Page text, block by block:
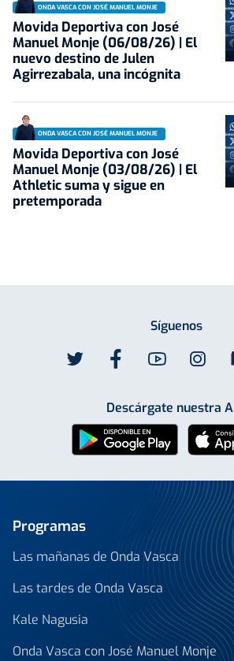
ONDA VASCA CON JOSÉ MANUEL MONJE
Movida Deportiva con José
Manuel Monje (06/08/26) | El
nuevo destino de Julen
Agirrezabala, una incógnita
ONDA VASCA CON JOSÉ MANUEL MONJE
Movida Deportiva con José
Manuel Monje (03/08/26) | El
Athletic suma y sigue en
pretemporada
Síguenos
Descárgate nuestra
Programas
Las mañanas de Onda Vasca
Las tardes de Onda Vasca
Kale Nagusia
Onda Vasca con José Manuel Monje